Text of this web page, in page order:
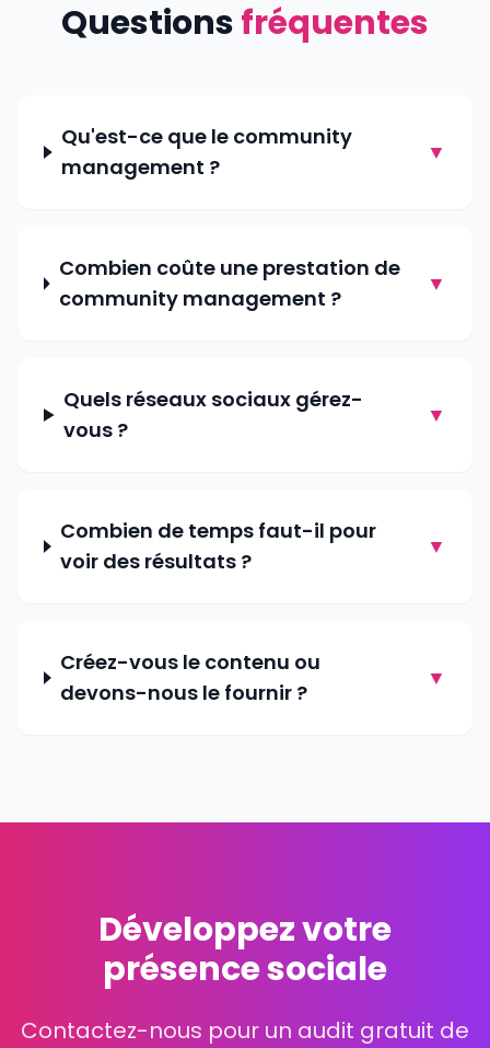
Questionsfréquentes
Qu'est-ce que le community
management ?
▼
Combien coûte une prestation de
community management ?
▼
Quels réseaux sociaux gérez-
vous ?
▼
Combien de temps faut-il pour
voir des résultats ?
▼
Créez-vous le contenu ou
devons-nous le fournir ?
▼
Développez votre
présence sociale
Contactez-nous pour un audit gratuit de